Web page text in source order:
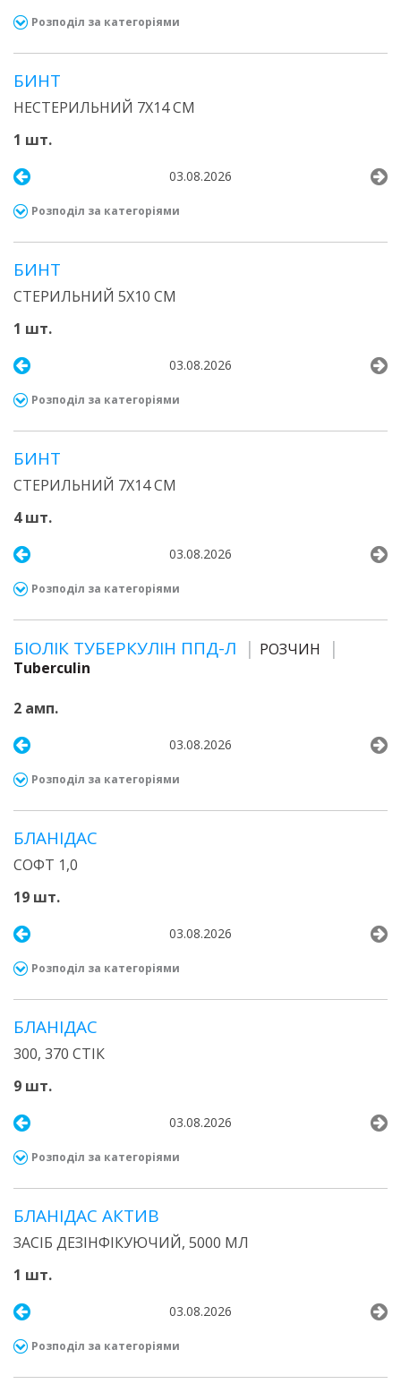
Розподіл за категоріями
БИНТ
НЕСТЕРИЛЬНИЙ 7Х14 СМ
1 шт.
03.08.2026
Розподіл за категоріями
БИНТ
СТЕРИЛЬНИЙ 5Х10 СМ
1 шт.
03.08.2026
Розподіл за категоріями
БИНТ
СТЕРИЛЬНИЙ 7Х14 СМ
4 шт.
03.08.2026
Розподіл за категоріями
БІОЛІК ТУБЕРКУЛІН ППД-Л
РОЗЧИН
Tuberculin
2 амп.
03.08.2026
Розподіл за категоріями
БЛАНІДАС
СОФТ 1,0
19 шт.
03.08.2026
Розподіл за категоріями
БЛАНІДАС
300, 370 СТІК
9 шт.
03.08.2026
Розподіл за категоріями
БЛАНІДАС АКТИВ
ЗАСІБ ДЕЗІНФІКУЮЧИЙ, 5000 МЛ
1 шт.
03.08.2026
Розподіл за категоріями